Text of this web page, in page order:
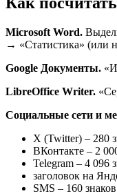
Microsoft Word.
→ «Статистика» (или
Google Документы.
LibreOffice Writer.
Социальные сети и
X (Twitter) – 280
ВКонтакте – 2
Telegram – 4 096
заголовок на
SMS – 160